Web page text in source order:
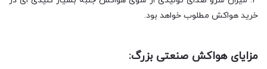
خرید هواکش مطلوب خواهد بود.
مزایای هواکش صنعتی بزرگ: